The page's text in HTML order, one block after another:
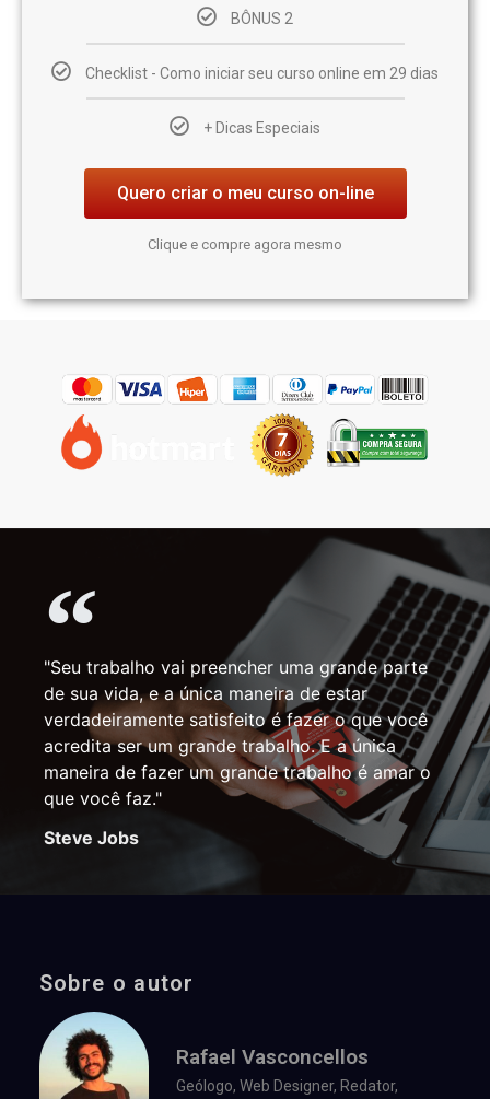
BÔNUS 2
Checklist - Como iniciar seu curso online em 29 dias
+ Dicas Especiais
Quero criar o meu curso on-line
Clique e compre agora mesmo
"Seu trabalho vai preencher uma grande parte
de sua vida, e a única maneira de estar
verdadeiramente satisfeito é fazer o que você
acredita ser um grande trabalho. E a única
maneira de fazer um grande trabalho é amar o
que você faz."
Steve Jobs
Sobre o autor
Rafael Vasconcellos
Geólogo, Web Designer, Redator,